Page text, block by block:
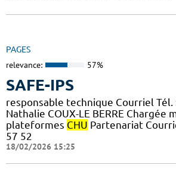
PAGES
relevance: 57%
SAFE-IPS
responsable technique Courriel Tél.
Nathalie COUX-LE BERRE Chargée
plateformes CHU Partenariat
57 52
18/02/2026 15:25